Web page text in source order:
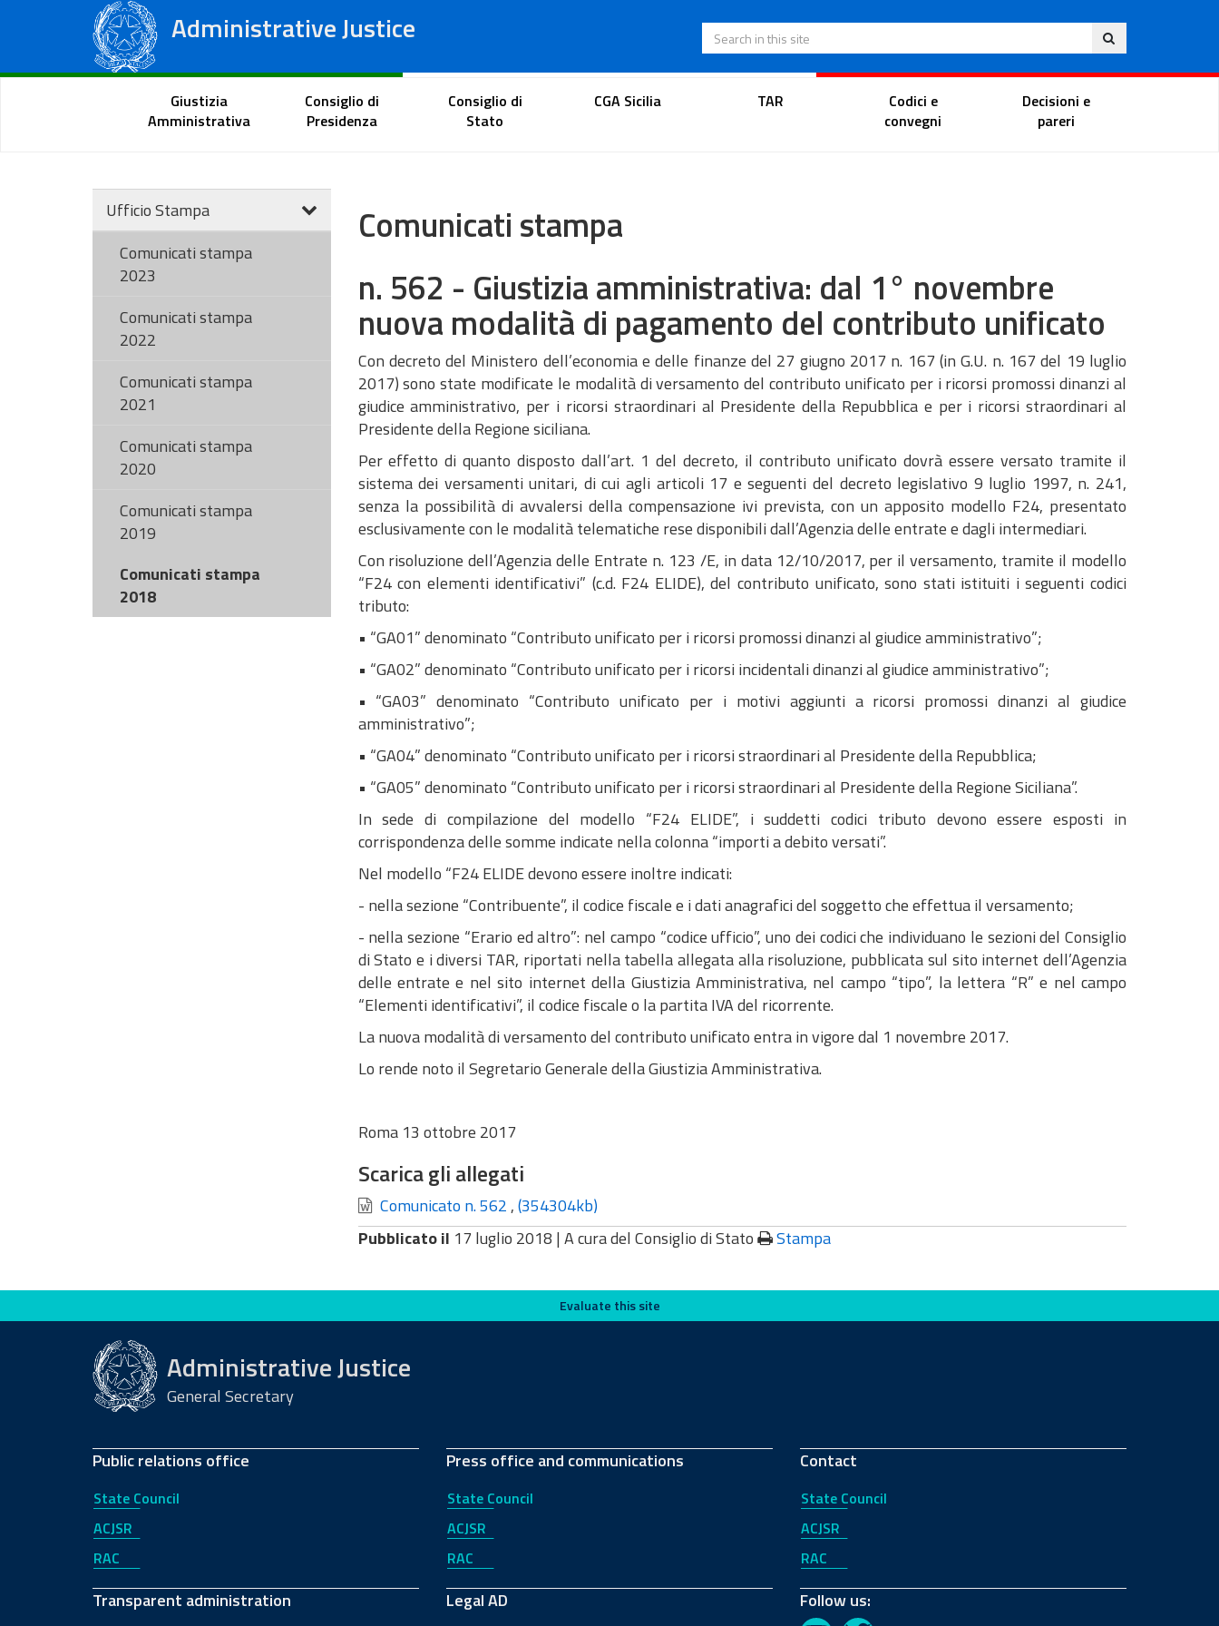
Administrative Justice
Regional Administrative Courts
Eng
Search in this site
Citizen Portal Lawyer's portal Magistrate Portal
Giustizia
Amministrativa
Consiglio di
Presidenza
Consiglio di
Stato
CGA Sicilia TAR
Codici e
convegni
Decisioni e
pareri
Ufficio Stampa
Comunicati stampa
2023
Comunicati stampa
2022
Comunicati stampa
2021
Comunicati stampa
2020
Comunicati stampa
2019
Comunicati stampa
2018
Comunicati stampa
n. 562 - Giustizia amministrativa: dal 1° novembre
nuova modalità di pagamento del contributo unificato
Con decreto del Ministero dell’economia e delle finanze del 27 giugno 2017 n. 167 (in G.U. n. 167 del 19 luglio
2017) sono state modificate le modalità di versamento del contributo unificato per i ricorsi promossi dinanzi al
giudice amministrativo, per i ricorsi straordinari al Presidente della Repubblica e per i ricorsi straordinari al
Presidente della Regione siciliana.
Per effetto di quanto disposto dall’art. 1 del decreto, il contributo unificato dovrà essere versato tramite il
sistema dei versamenti unitari, di cui agli articoli 17 e seguenti del decreto legislativo 9 luglio 1997, n. 241,
senza la possibilità di avvalersi della compensazione ivi prevista, con un apposito modello F24, presentato
esclusivamente con le modalità telematiche rese disponibili dall’Agenzia delle entrate e dagli intermediari.
Con risoluzione dell’Agenzia delle Entrate n. 123 /E, in data 12/10/2017, per il versamento, tramite il modello
“F24 con elementi identificativi” (c.d. F24 ELIDE), del contributo unificato, sono stati istituiti i seguenti codici
tributo:
• “GA01” denominato “Contributo unificato per i ricorsi promossi dinanzi al giudice amministrativo”;
• “GA02” denominato “Contributo unificato per i ricorsi incidentali dinanzi al giudice amministrativo”;
• “GA03” denominato “Contributo unificato per i motivi aggiunti a ricorsi promossi dinanzi al giudice
amministrativo”;
• “GA04” denominato “Contributo unificato per i ricorsi straordinari al Presidente della Repubblica;
• “GA05” denominato “Contributo unificato per i ricorsi straordinari al Presidente della Regione Siciliana”.
In sede di compilazione del modello “F24 ELIDE”, i suddetti codici tributo devono essere esposti in
corrispondenza delle somme indicate nella colonna “importi a debito versati”.
Nel modello “F24 ELIDE devono essere inoltre indicati:
- nella sezione “Contribuente”, il codice fiscale e i dati anagrafici del soggetto che effettua il versamento;
- nella sezione “Erario ed altro”: nel campo “codice ufficio”, uno dei codici che individuano le sezioni del Consiglio
di Stato e i diversi TAR, riportati nella tabella allegata alla risoluzione, pubblicata sul sito internet dell’Agenzia
delle entrate e nel sito internet della Giustizia Amministrativa, nel campo “tipo”, la lettera “R” e nel campo
“Elementi identificativi”, il codice fiscale o la partita IVA del ricorrente.
La nuova modalità di versamento del contributo unificato entra in vigore dal 1 novembre 2017.
Lo rende noto il Segretario Generale della Giustizia Amministrativa.
Roma 13 ottobre 2017
Scarica gli allegati
Comunicato n. 562 ,(354304kb)
Pubblicato il 17 luglio 2018 | A cura del Consiglio di Stato Stampa
Evaluate this site Evaluate this site
Administrative Justice
General Secretary
Public relations office
State Council
ACJSR
RAC
Transparent administration
Press office and communications
State Council
ACJSR
RAC
Legal AD
Contact
State Council
ACJSR
RAC
Follow us: